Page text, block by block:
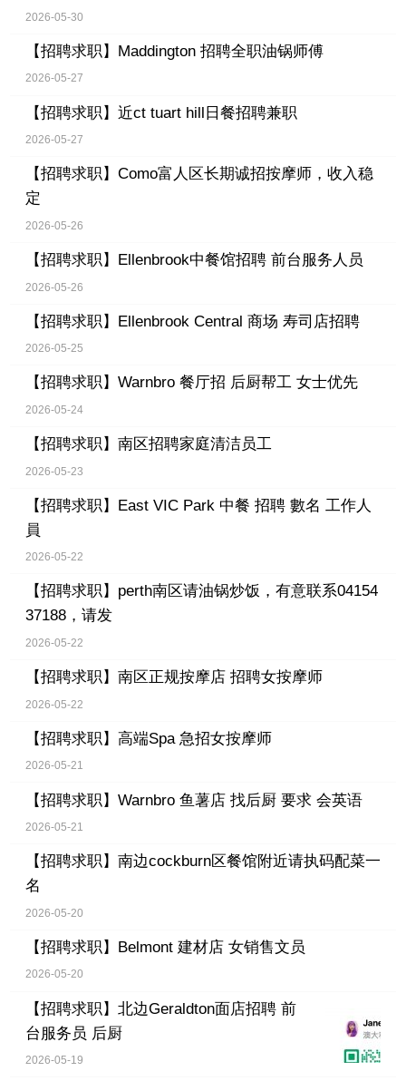
2026-05-30
【招聘求职】 Maddington 招聘全职油锅师傅
2026-05-27
【招聘求职】 近ct tuart hill日餐招聘兼职
2026-05-27
【招聘求职】 Como富人区长期诚招按摩师，收入稳
定
2026-05-26
【招聘求职】 Ellenbrook中餐馆招聘 前台服务人员
2026-05-26
【招聘求职】 Ellenbrook Central 商场 寿司店招聘
2026-05-25
【招聘求职】 Warnbro 餐厅招 后厨帮工 女士优先
2026-05-24
【招聘求职】 南区招聘家庭清洁员工
2026-05-23
【招聘求职】 East VIC Park 中餐 招聘 數名 工作人
員
2026-05-22
【招聘求职】 perth南区请油锅炒饭，有意联系04154
37188，请发
2026-05-22
【招聘求职】 南区正规按摩店 招聘女按摩师
2026-05-22
【招聘求职】 高端Spa 急招女按摩师
2026-05-21
【招聘求职】 Warnbro 鱼薯店 找后厨 要求 会英语
2026-05-21
【招聘求职】 南边cockburn区餐馆附近请执码配菜一
名
2026-05-20
【招聘求职】 Belmont 建材店 女销售文员
2026-05-20
【招聘求职】 北边Geraldton面店招聘 前
台服务员 后厨
2026-05-19